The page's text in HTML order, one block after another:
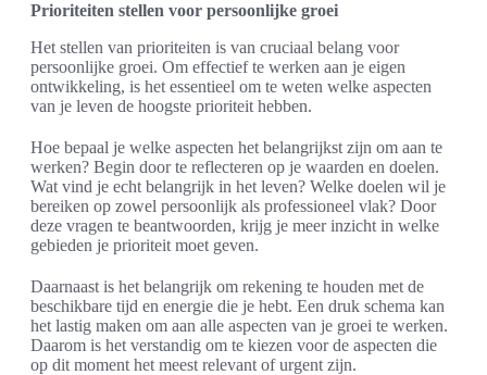
Prioriteiten stellen voor persoonlijke groei
Het stellen van prioriteiten is van cruciaal belang voor
persoonlijke groei. Om effectief te werken aan je eigen
ontwikkeling, is het essentieel om te weten welke aspecten
van je leven de hoogste prioriteit hebben.
Hoe bepaal je welke aspecten het belangrijkst zijn om aan te
werken? Begin door te reflecteren op je waarden en doelen.
Wat vind je echt belangrijk in het leven? Welke doelen wil je
bereiken op zowel persoonlijk als professioneel vlak? Door
deze vragen te beantwoorden, krijg je meer inzicht in welke
gebieden je prioriteit moet geven.
Daarnaast is het belangrijk om rekening te houden met de
beschikbare tijd en energie die je hebt. Een druk schema kan
het lastig maken om aan alle aspecten van je groei te werken.
Daarom is het verstandig om te kiezen voor de aspecten die
op dit moment het meest relevant of urgent zijn.